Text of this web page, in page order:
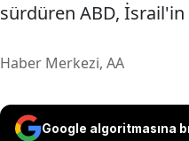
sürdüren ABD, İsrail'in
Haber Merkezi, AA
Google algoritmasına